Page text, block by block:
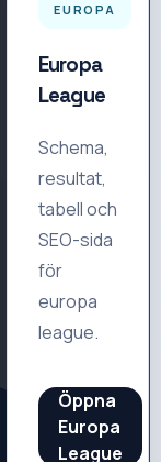
EUROPA
Europa
League
Schema,
resultat,
tabell och
SEO-sida
för
europa
league.
Öppna
Europa
League